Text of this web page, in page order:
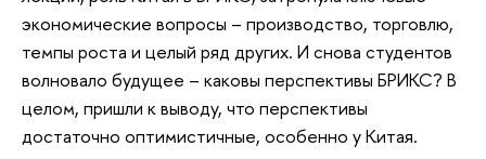
экономические вопросы – производство, торговлю,
темпы роста и целый ряд других. И снова студентов
волновало будущее – каковы перспективы БРИКС? В
целом, пришли к выводу, что перспективы
достаточно оптимистичные, особенно у Китая.